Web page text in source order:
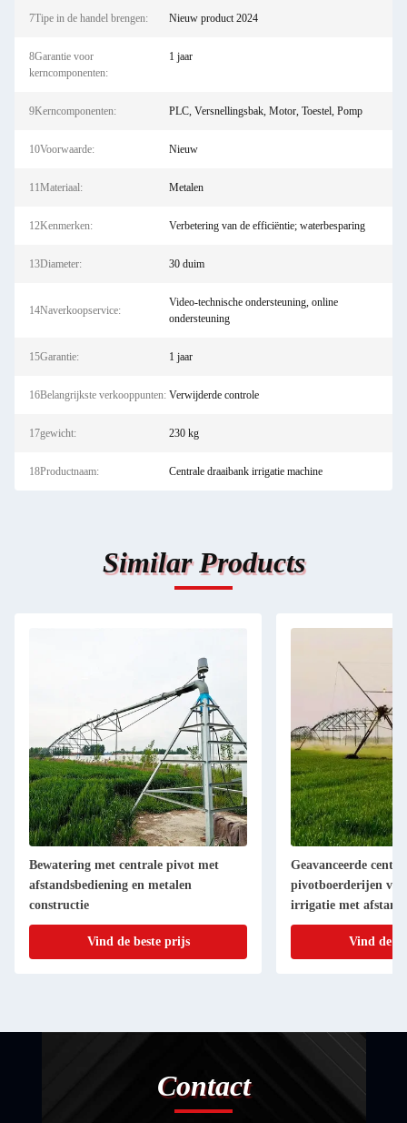
7Tipe in de handel brengen: Nieuw product 2024
8Garantie voor
kerncomponenten:
1 jaar
9Kerncomponenten: PLC, Versnellingsbak, Motor, Toestel, Pomp
10Voorwaarde: Nieuw
11Materiaal: Metalen
12Kenmerken: Verbetering van de efficiëntie; waterbesparing
13Diameter: 30 duim
14Naverkoopservice:
Video-technische ondersteuning, online
ondersteuning
15Garantie: 1 jaar
16Belangrijkste verkooppunten: Verwijderde controle
17gewicht: 230 kg
18Productnaam: Centrale draaibank irrigatie machine
Similar Products
Bewatering met centrale pivot met
afstandsbediening en metalen
constructie
Vind de beste prijs
Geavanceerde
pivotboerderijen
irrigatie met
Vind de
Contact